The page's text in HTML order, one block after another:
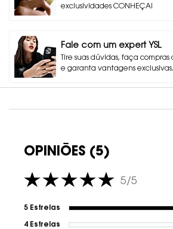
exclusividades CONHEÇA!
Fale com um expert YSL
Tire suas dúvidas, faça compras
e garanta vantagens exclusivas.
OPINIÕES (5)
5 out of 5 stars. 5/5
5 Estrelas
4 Estrelas